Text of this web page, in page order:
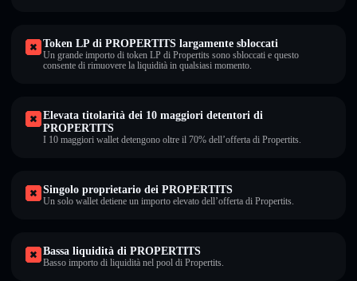
Token LP di PROPERTITS largamente sbloccati
Un grande importo di token LP di Propertits sono sbloccati e questo
consente di rimuovere la liquidità in qualsiasi momento.
Elevata titolarità dei 10 maggiori detentori di
PROPERTITS
I 10 maggiori wallet detengono oltre il 70% dell’offerta di Propertits.
Singolo proprietario dei PROPERTITS
Un solo wallet detiene un importo elevato dell’offerta di Propertits.
Bassa liquidità di PROPERTITS
Basso importo di liquidità nel pool di Propertits.